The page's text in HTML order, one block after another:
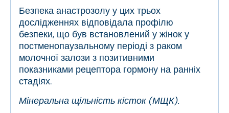
Безпека анастрозолу у цих трьох
дослідженнях відповідала профілю
безпеки, що був встановлений у жінок у
постменопаузальному періоді з раком
молочної залози з позитивними
показниками рецептора гормону на ранніх
стадіях.
Мінеральна щільність кісток (МЩК).